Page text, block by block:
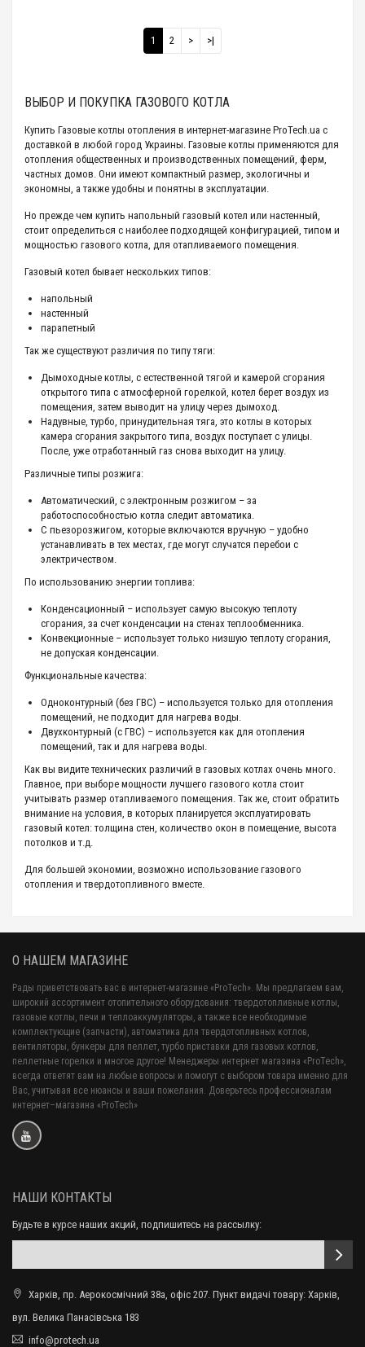
1 2 > >|
ВЫБОР И ПОКУПКА ГАЗОВОГО КОТЛА
Купить Газовые котлы отопления в интернет-магазине ProTech.ua с
доставкой в любой город Украины. Газовые котлы применяются для
отопления общественных и производственных помещений, ферм,
частных домов. Они имеют компактный размер, экологичны и
экономны, а также удобны и понятны в эксплуатации.
Но прежде чем купить напольный газовый котел или настенный,
стоит определиться с наиболее подходящей конфигурацией, типом и
мощностью газового котла, для отапливаемого помещения.
Газовый котел бывает нескольких типов:
напольный
настенный
парапетный
Так же существуют различия по типу тяги:
Дымоходные котлы, с естественной тягой и камерой сгорания
открытого типа с атмосферной горелкой, котел берет воздух из
помещения, затем выводит на улицу через дымоход.
Надувные, турбо, принудительная тяга, это котлы в которых
камера сгорания закрытого типа, воздух поступает с улицы.
После, уже отработанный газ снова выходит на улицу.
Различные типы розжига:
Автоматический, с электронным розжигом – за
работоспособностью котла следит автоматика.
С пьезорозжигом, которые включаются вручную – удобно
устанавливать в тех местах, где могут случатся перебои с
электричеством.
По использованию энергии топлива:
Конденсационный – использует самую высокую теплоту
сгорания, за счет конденсации на стенах теплообменника.
Конвекционные – использует только низшую теплоту сгорания,
не допуская конденсации.
Функциональные качества:
Одноконтурный (без ГВС) – используется только для отопления
помещений, не подходит для нагрева воды.
Двухконтурный (с ГВС) – используется как для отопления
помещений, так и для нагрева воды.
Как вы видите технических различий в газовых котлах очень много.
Главное, при выборе мощности лучшего газового котла стоит
учитывать размер отапливаемого помещения. Так же, стоит обратить
внимание на условия, в которых планируется эксплуатировать
газовый котел: толщина стен, количество окон в помещение, высота
потолков и т.д.
Для большей экономии, возможно использование газового
отопления и твердотопливного вместе.
О НАШЕМ МАГАЗИНЕ
Рады приветствовать вас в интернет-магазине «ProTech». Мы предлагаем вам,
широкий ассортимент отопительного оборудования: твердотопливные котлы,
газовые котлы, печи и теплоаккумуляторы, а также все необходимые
комплектующие (запчасти), автоматика для твердотопливных котлов,
вентиляторы, бункеры для пеллет, турбо приставки для газовых котлов,
пеллетные горелки и многое другое! Менеджеры интернет магазина «ProTech»,
всегда ответят вам на любые вопросы и помогут с выбором товара именно для
Вас, учитывая все нюансы и ваши пожелания. Доверьтесь профессионалам
интернет–магазина «ProTech»
НАШИ КОНТАКТЫ
Будьте в курсе наших акций, подпишитесь на рассылку:
Харків, пр. Аерокосмічний 38а, офіс 207. Пункт видачі товару: Харків,
вул. Велика Панасівська 183
info@protech.ua